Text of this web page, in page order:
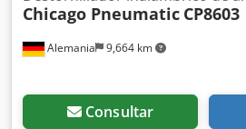
Alemania 9,664 km
Chicago Pneumatic CP8603
Consultar